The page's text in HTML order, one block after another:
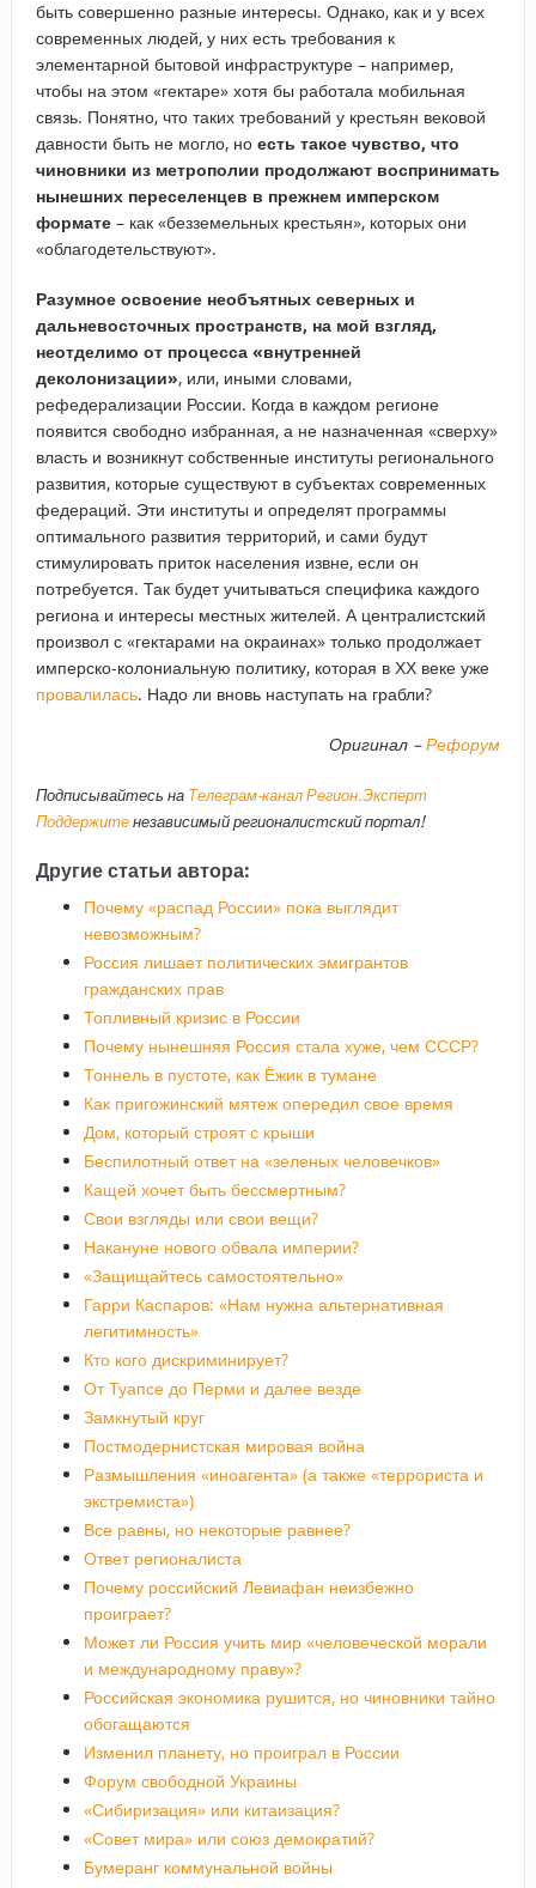
быть совершенно разные интересы. Однако, как и у всех
современных людей, у них есть требования к
элементарной бытовой инфраструктуре – например,
чтобы на этом «гектаре» хотя бы работала мобильная
связь. Понятно, что таких требований у крестьян вековой
давности быть не могло, но есть такое чувство, что
чиновники из метрополии продолжают воспринимать
нынешних переселенцев в прежнем имперском
формате– как «безземельных крестьян», которых они
«облагодетельствуют».
Разумное освоение необъятных северных и
дальневосточных пространств, на мой взгляд,
неотделимо от процесса «внутренней
деколонизации», или, иными словами,
рефедерализации России. Когда в каждом регионе
появится свободно избранная, а не назначенная «сверху»
власть и возникнут собственные институты регионального
развития, которые существуют в субъектах современных
федераций. Эти институты и определят программы
оптимального развития территорий, и сами будут
стимулировать приток населения извне, если он
потребуется. Так будет учитываться специфика каждого
региона и интересы местных жителей. А централистский
произвол с «гектарами на окраинах» только продолжает
имперско-колониальную политику, которая в ХХ веке уже
провалилась. Надо ли вновь наступать на грабли?
Оригинал –Рефорум
Подписывайтесь на Телеграм-канал Регион.Эксперт
Поддержитенезависимый регионалистский портал!
Другие статьи автора:
Почему «распад России» пока выглядит
невозможным?
Россия лишает политических эмигрантов
гражданских прав
Топливный кризис в России
Почему нынешняя Россия стала хуже, чем СССР?
Тоннель в пустоте, как Ёжик в тумане
Как пригожинский мятеж опередил свое время
Дом, который строят с крыши
Беспилотный ответ на «зеленых человечков»
Кащей хочет быть бессмертным?
Свои взгляды или свои вещи?
Накануне нового обвала империи?
«Защищайтесь самостоятельно»
Гарри Каспаров: «Нам нужна альтернативная
легитимность»
Кто кого дискриминирует?
От Туапсе до Перми и далее везде
Замкнутый круг
Постмодернистская мировая война
Размышления «иноагента» (а также «террориста и
экстремиста»)
Все равны, но некоторые равнее?
Ответ регионалиста
Почему российский Левиафан неизбежно
проиграет?
Может ли Россия учить мир «человеческой морали
и международному праву»?
Российская экономика рушится, но чиновники тайно
обогащаются
Изменил планету, но проиграл в России
Форум свободной Украины
«Сибиризация» или китаизация?
«Совет мира» или союз демократий?
Бумеранг коммунальной войны